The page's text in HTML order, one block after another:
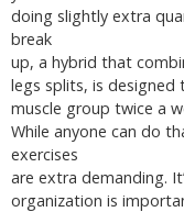
doing slightly extra
break
up, a hybrid that
legs splits, is
muscle group twice a
While anyone can do
exercises
are extra demanding.
organization is